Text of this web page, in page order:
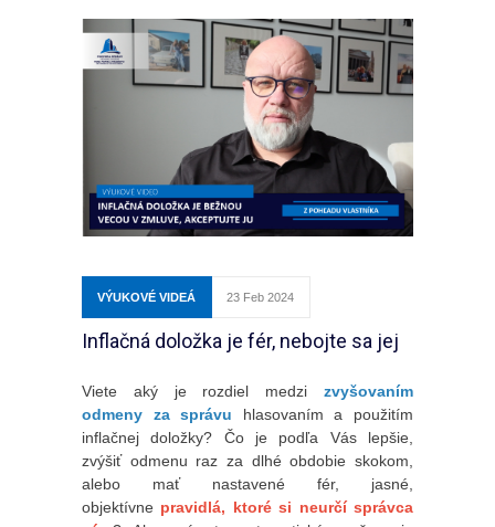
VÝUKOVÉ VIDEÁ 23 Feb 2024
Inflačná doložka je fér, nebojte sa jej
Viete aký je rozdiel medzi zvyšovaním
odmeny za správu hlasovaním a použitím
inflačnej doložky? Čo je podľa Vás lepšie,
zvýšiť odmenu raz za dlhé obdobie skokom,
alebo mať nastavené fér, jasné,
objektívne pravidlá, ktoré si neurčí správca